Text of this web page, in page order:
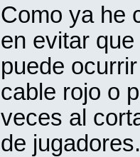
Como ya he
en evitar
puede
cable rojo o
veces al
de jugadores.